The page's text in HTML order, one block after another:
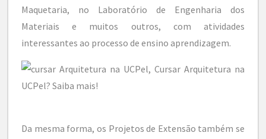
Maquetaria, no Laboratório de Engenharia dos
Materiais e muitos outros, com atividades
interessantes ao processo de ensino aprendizagem.
Da mesma forma, os Projetos de Extensão também se